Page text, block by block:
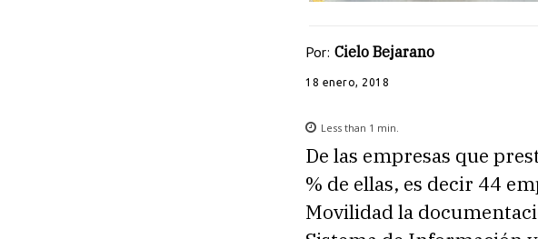
Por: Cielo Bejarano
18 enero, 2018
Less than 1 min.
De las empresas que
% de ellas, es decir 44
Movilidad la